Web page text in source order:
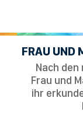
FRAU UND
Nach
Frau und
ihr